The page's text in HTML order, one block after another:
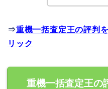
⇒重機一括査定王の評判
リック
重機一括査定王の